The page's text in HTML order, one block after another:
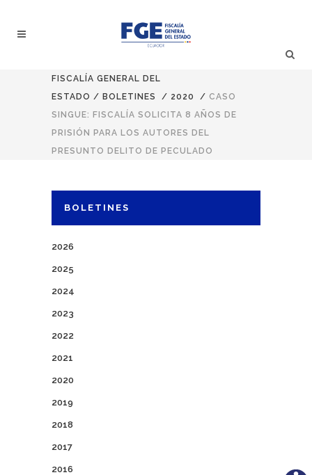
FISCALÍA GENERAL DEL
ESTADO / BOLETINES / 2020 / CASO
SINGUE: FISCALÍA SOLICITA 8 AÑOS DE
PRISIÓN PARA LOS AUTORES DEL
PRESUNTO DELITO DE PECULADO
BOLETINES
2026
2025
2024
2023
2022
2021
2020
2019
2018
2017
2016